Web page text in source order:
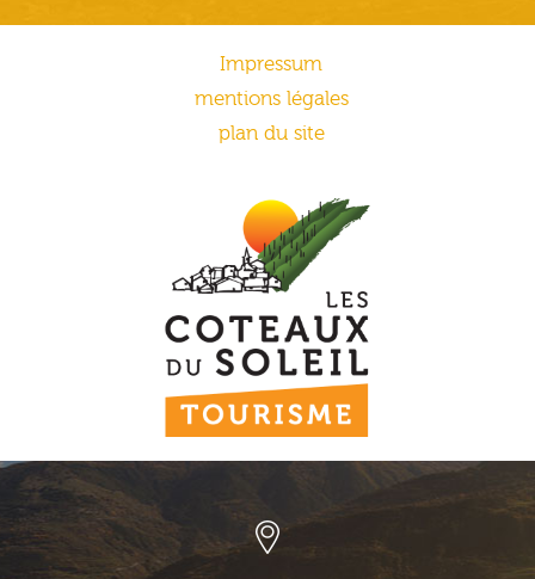
Impressum
mentions légales
plan du site